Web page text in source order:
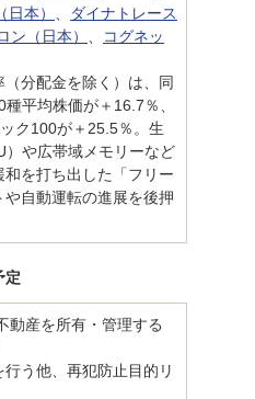
日本）
ダイナトレース
ン（日本）
コグネッ
分配金を除く）は、同
平均株価が＋16.7％、
ク100が＋25.5％。生
）や広帯域メモリーなど
を打ち出した「フリー
自動運転の進展を後押
定
動産を所有・管理する
う他、再犯防止目的リ